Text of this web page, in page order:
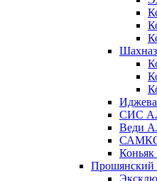
СИС
Веди
Прошянский